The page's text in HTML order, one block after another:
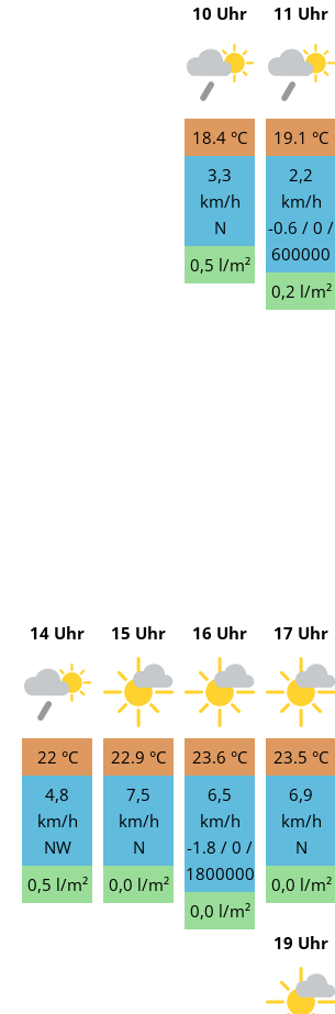
10 Uhr
18.4 °C
3,3
km/h
N
0,5 l/m²
11 Uhr
19.1 °C
2,2
km/h
-0.6 / 0 /
600000
0,2 l/m²
14 Uhr
22 °C
4,8
km/h
NW
0,5 l/m²
15 Uhr
22.9 °C
7,5
km/h
N
0,0 l/m²
16 Uhr
23.6 °C
6,5
km/h
-1.8 / 0 /
1800000
0,0 l/m²
17 Uhr
23.5 °C
6,9
km/h
N
0,0 l/m²
19 Uhr